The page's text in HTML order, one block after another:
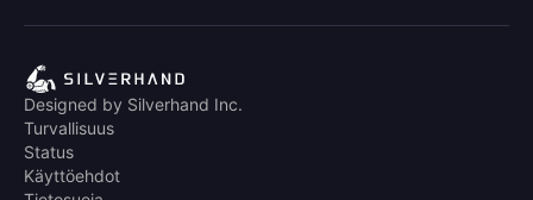
Designed by Silverhand Inc.
Turvallisuus
Status
Käyttöehdot